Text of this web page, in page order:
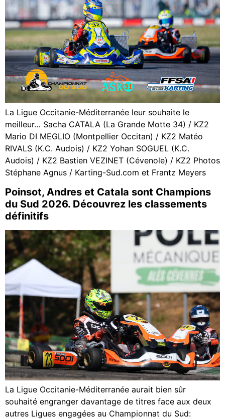
La Ligue Occitanie-Méditerranée leur souhaite le
meilleur… Sacha CATALA (La Grande Motte 34) / KZ2
Mario DI MEGLIO (Montpellier Occitan) / KZ2 Matéo
RIVALS (K.C. Audois) / KZ2 Yohan SOGUEL (K.C.
Audois) / KZ2 Bastien VEZINET (Cévenole) / KZ2 Photos
Stéphane Agnus / Karting-Sud.com et Frantz Meyers
Poinsot, Andres et Catala sont Champions
du Sud 2026. Découvrez les classements
définitifs
La Ligue Occitanie-Méditerranée aurait bien sûr
souhaité engranger davantage de titres face aux deux
autres Ligues engagées au Championnat du Sud: